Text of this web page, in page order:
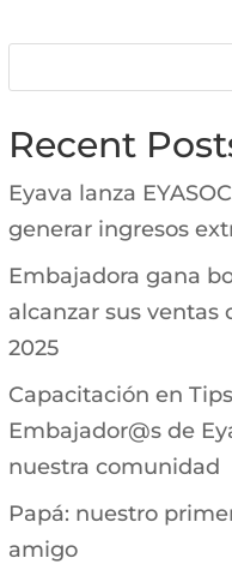
Recent
Eyava lanza
generar ingresos
Embajadora gana
alcanzar sus
2025
Capacitación en
Embajador@s de
nuestra comunidad
Papá: nuestro
amigo